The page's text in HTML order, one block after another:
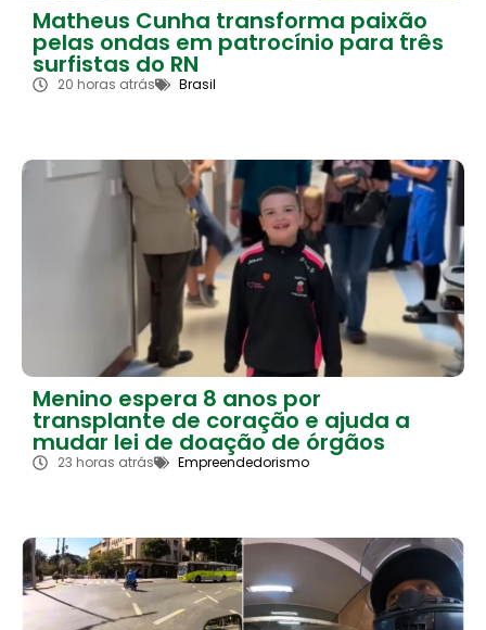
Matheus Cunha transforma paixão
pelas ondas em patrocínio para três
surfistas do RN
20 horas atrás Brasil
Menino espera 8 anos por
transplante de coração e ajuda a
mudar lei de doação de órgãos
23 horas atrás Empreendedorismo